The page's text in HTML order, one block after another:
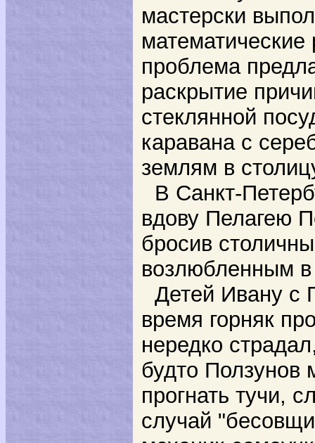
мастерски
проблема
раскрытие
стеклянной
каравана с
землям в
В Санкт-
вдову Пелагею
бросив
возлюбленным в
Детей Ивану с
время горняк
нередко
будто Ползунов
прогнать тучи,
случай